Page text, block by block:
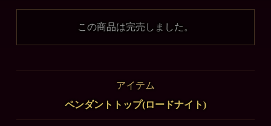
この商品は完売しました。
アイテム
ペンダントトップ(ロードナイト)